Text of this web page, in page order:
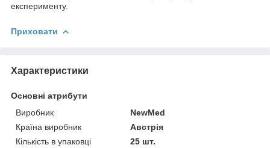
експерименту.
Приховати
Характеристики
Основні атрибути
Виробник
NewMed
Країна виробник
Австрія
Кількість в упаковці
25 шт.